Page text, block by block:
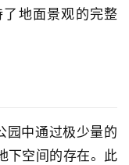
地面景观的完整
园中通过极少量的
下空间的存在。此